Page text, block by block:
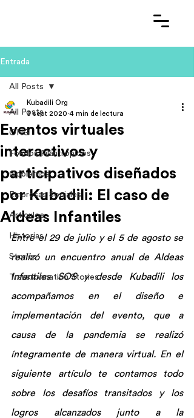
Entrada
All Posts
ONG
Fondos Filantrópicos
Gobiernos
Empresas Sociales
Artículos
Historias
Stories
Transformation Stories
All Posts
Eventos virtuales
interactivos y
participativos diseñados
por Kubadili: El caso de
Aldeas Infantiles
Kubadili Org
3 sept 2020 4 min de lectura
Entre el 29 de julio y el 5 de agosto se
realizó un encuentro anual de Aldeas
Infantiles SOS y desde Kubadili los
acompañamos en el diseño e
implementación del evento, que a
causa de la pandemia se realizó
íntegramente de manera virtual. En el
siguiente artículo te contamos todo
sobre los desafíos transitados y los
logros alcanzados junto a la